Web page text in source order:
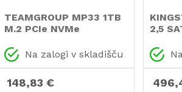
TEAMGROUP MP33 1TB
M.2 PCIe NVMe
SSD Na zalogi v skladišču
148,83 €
2,5